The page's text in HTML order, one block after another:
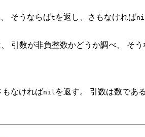
そうならばt を返し、さもなければ
、 引数が非負整数かどうか調べ、 そう
もなければnil を返す。 引数は数であ